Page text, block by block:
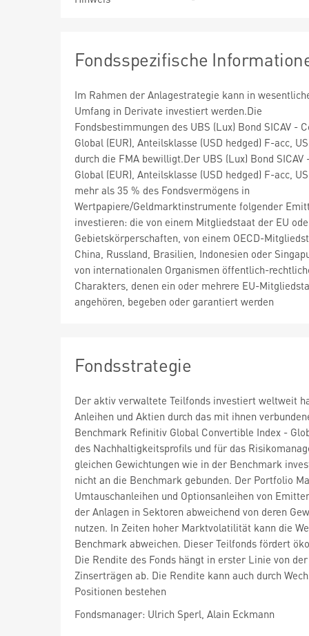
Fondsspezifische
Im Rahmen der Anlagestrategie kann in
Umfang in Derivate investiert werden.Die
Fondsbestimmungen des UBS (Lux) Bond SICAV -
Global (EUR), Anteilsklasse (USD hedged) F-acc,
durch die FMA bewilligt.Der UBS (Lux) Bond SICAV
Global (EUR), Anteilsklasse (USD hedged) F-acc,
mehr als 35 % des Fondsvermögens in
Wertpapiere/Geldmarktinstrumente folgender
investieren: die von einem Mitgliedstaat der EU
Gebietskörperschaften, von einem OECD-
China, Russland, Brasilien, Indonesien oder
von internationalen Organismen öffentlich-
Charakters, denen ein oder mehrere EU-
angehören, begeben oder garantiert werden
Fondsstrategie
Der aktiv verwaltete Teilfonds investiert weltweit
Anleihen und Aktien durch das mit ihnen
Benchmark Refinitiv Global Convertible Index -
des Nachhaltigkeitsprofils und für das
gleichen Gewichtungen wie in der Benchmark
nicht an die Benchmark gebunden. Der Portfolio
Umtauschanleihen und Optionsanleihen von
der Anlagen in Sektoren abweichend von deren
nutzen. In Zeiten hoher Marktvolatilität kann die
Benchmark abweichen. Dieser Teilfonds fördert
Die Rendite des Fonds hängt in erster Linie von
Zinserträgen ab. Die Rendite kann auch durch
Positionen bestehen
Fondsmanager: Ulrich Sperl, Alain Eckmann